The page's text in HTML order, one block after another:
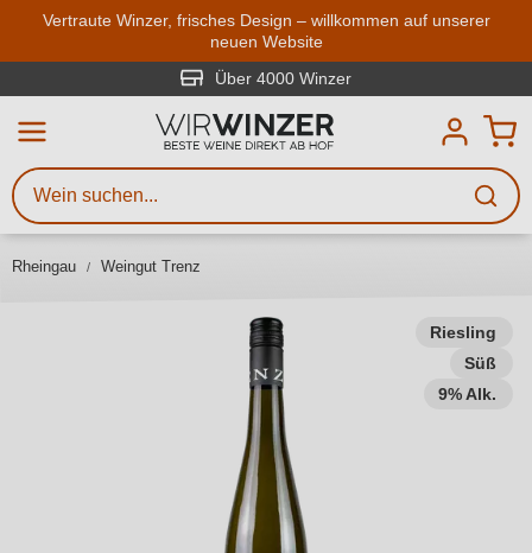
Zum Hauptinhalt springen
Vertraute Winzer, frisches Design – willkommen auf unserer
neuen Website
Über 4000 Winzer
Rheingau Weingut Trenz
Riesling
Süß
9% Alk.
Weinsuche
Mindestens 3 Zeichen eingeben
Beschreiben Sie, welchen Wein
Sie suchen – ob nach Geschmack,